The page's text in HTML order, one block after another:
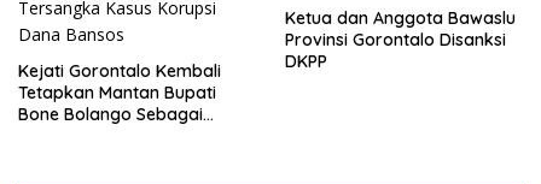
Kejati Gorontalo Kembali
Tetapkan Mantan Bupati
Bone Bolango Sebagai
Ketua dan Anggota Bawaslu
Provinsi Gorontalo Disanksi
DKPP